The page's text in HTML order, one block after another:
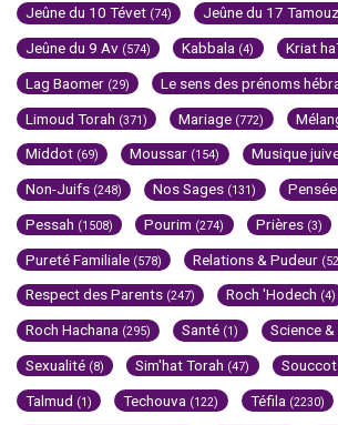
Jeûne du 10 Tévet (74) Jeûne du 17 Tamouz
Jeûne du 9 Av (574) Kabbala (4) Kriat
Lag Baomer (29) Le sens des prénoms
Limoud Torah (371) Mariage (772)
Middot (69) Moussar (154) Musique
Non-Juifs (248) Nos Sages (131)
Pessah (1508) Pourim (274) Prières (3)
Pureté Familiale (578) Relations & Pudeur
Respect des Parents (247) Roch 'Hodech (4)
Roch Hachana (295) Santé (1) Science &
Sexualité (8) Sim'hat Torah (47) Souccot
Talmud (1) Techouva (122) Téfila (2230)